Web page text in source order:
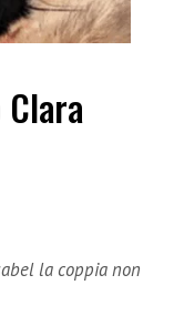
la coppia non